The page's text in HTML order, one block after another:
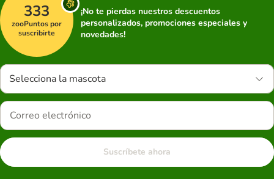
333
zooPuntos por
suscribirte
¡No te pierdas nuestros descuentos
personalizados, promociones especiales y
novedades!
Selecciona la mascota
Suscríbete ahora